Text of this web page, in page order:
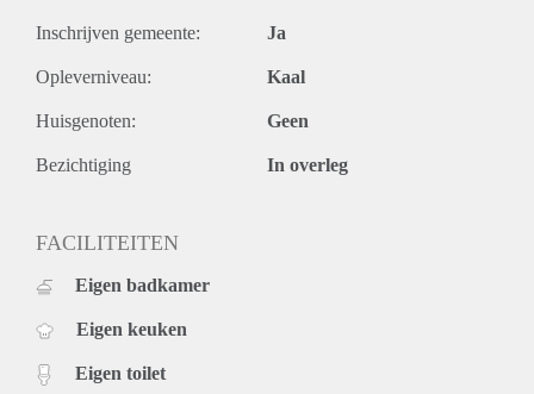
Inschrijven gemeente: Ja
Opleverniveau: Kaal
Huisgenoten: Geen
Bezichtiging In overleg
FACILITEITEN
Eigen badkamer
Eigen keuken
Eigen toilet